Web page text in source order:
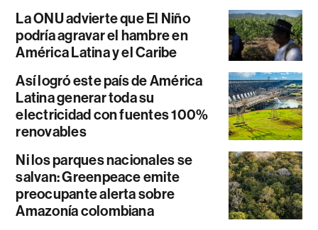
La ONU advierte que El Niño
podría agravar el hambre en
América Latina y el Caribe
Así logró este país de América
Latina generar toda su
electricidad con fuentes 100%
renovables
Ni los parques nacionales se
salvan: Greenpeace emite
preocupante alerta sobre
Amazonía colombiana